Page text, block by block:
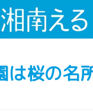
は桜の名